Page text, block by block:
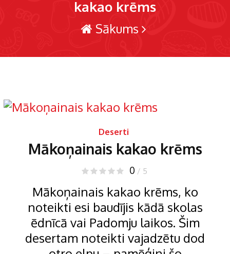
kakao krēms
Sākums
Deserti
Mākoņainais kakao krēms
0 / 5
Mākoņainais kakao krēms, ko
noteikti esi baudījis kādā skolas
ēdnīcā vai Padomju laikos. Šim
desertam noteikti vajadzētu dod